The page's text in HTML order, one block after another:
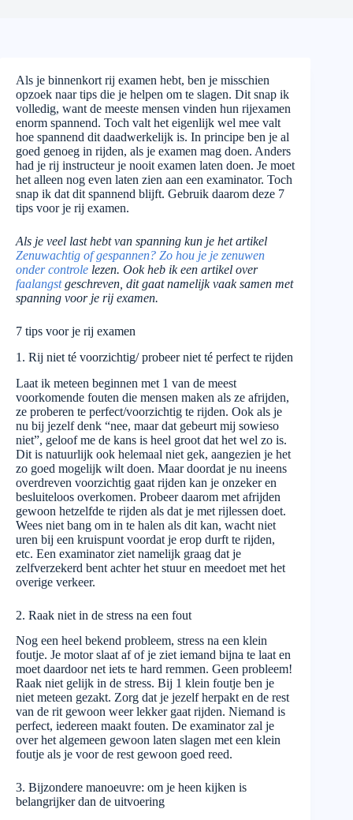
Als je binnenkort rij examen hebt, ben je misschien
opzoek naar tips die je helpen om te slagen. Dit snap ik
volledig, want de meeste mensen vinden hun rijexamen
enorm spannend. Toch valt het eigenlijk wel mee valt
hoe spannend dit daadwerkelijk is. In principe ben je al
goed genoeg in rijden, als je examen mag doen. Anders
had je rij instructeur je nooit examen laten doen. Je moet
het alleen nog even laten zien aan een examinator. Toch
snap ik dat dit spannend blijft. Gebruik daarom deze 7
tips voor je rij examen.
Als je veel last hebt van spanning kun je het artikel
Zenuwachtig of gespannen? Zo hou je je zenuwen
onder controle lezen. Ook heb ik een artikel over
faalangstgeschreven, dit gaat namelijk vaak samen met
spanning voor je rij examen.
7 tips voor je rij examen
1. Rij niet té voorzichtig/ probeer niet té perfect te rijden
Laat ik meteen beginnen met 1 van de meest
voorkomende fouten die mensen maken als ze afrijden,
ze proberen te perfect/voorzichtig te rijden. Ook als je
nu bij jezelf denk “nee, maar dat gebeurt mij sowieso
niet”, geloof me de kans is heel groot dat het wel zo is.
Dit is natuurlijk ook helemaal niet gek, aangezien je het
zo goed mogelijk wilt doen. Maar doordat je nu ineens
overdreven voorzichtig gaat rijden kan je onzeker en
besluiteloos overkomen. Probeer daarom met afrijden
gewoon hetzelfde te rijden als dat je met rijlessen doet.
Wees niet bang om in te halen als dit kan, wacht niet
uren bij een kruispunt voordat je erop durft te rijden,
etc. Een examinator ziet namelijk graag dat je
zelfverzekerd bent achter het stuur en meedoet met het
overige verkeer.
2. Raak niet in de stress na een fout
Nog een heel bekend probleem, stress na een klein
foutje. Je motor slaat af of je ziet iemand bijna te laat en
moet daardoor net iets te hard remmen. Geen probleem!
Raak niet gelijk in de stress. Bij 1 klein foutje ben je
niet meteen gezakt. Zorg dat je jezelf herpakt en de rest
van de rit gewoon weer lekker gaat rijden. Niemand is
perfect, iedereen maakt fouten. De examinator zal je
over het algemeen gewoon laten slagen met een klein
foutje als je voor de rest gewoon goed reed.
3. Bijzondere manoeuvre: om je heen kijken is
belangrijker dan de uitvoering